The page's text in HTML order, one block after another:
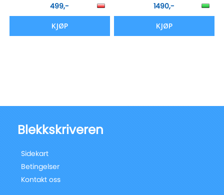
499,-
KJØP
1490,-
KJØP
Blekkskriveren
Sidekart
Betingelser
Kontakt oss